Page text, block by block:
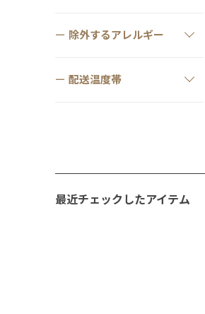
除外するアレルギー
配送温度帯
最近チェックしたアイテム